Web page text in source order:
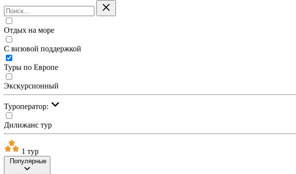
Отдых на море
С визовой поддержкой
Туры по Европе
Экскурсионный
Туроператор:
Дилижанс тур
1 тур
Популярные